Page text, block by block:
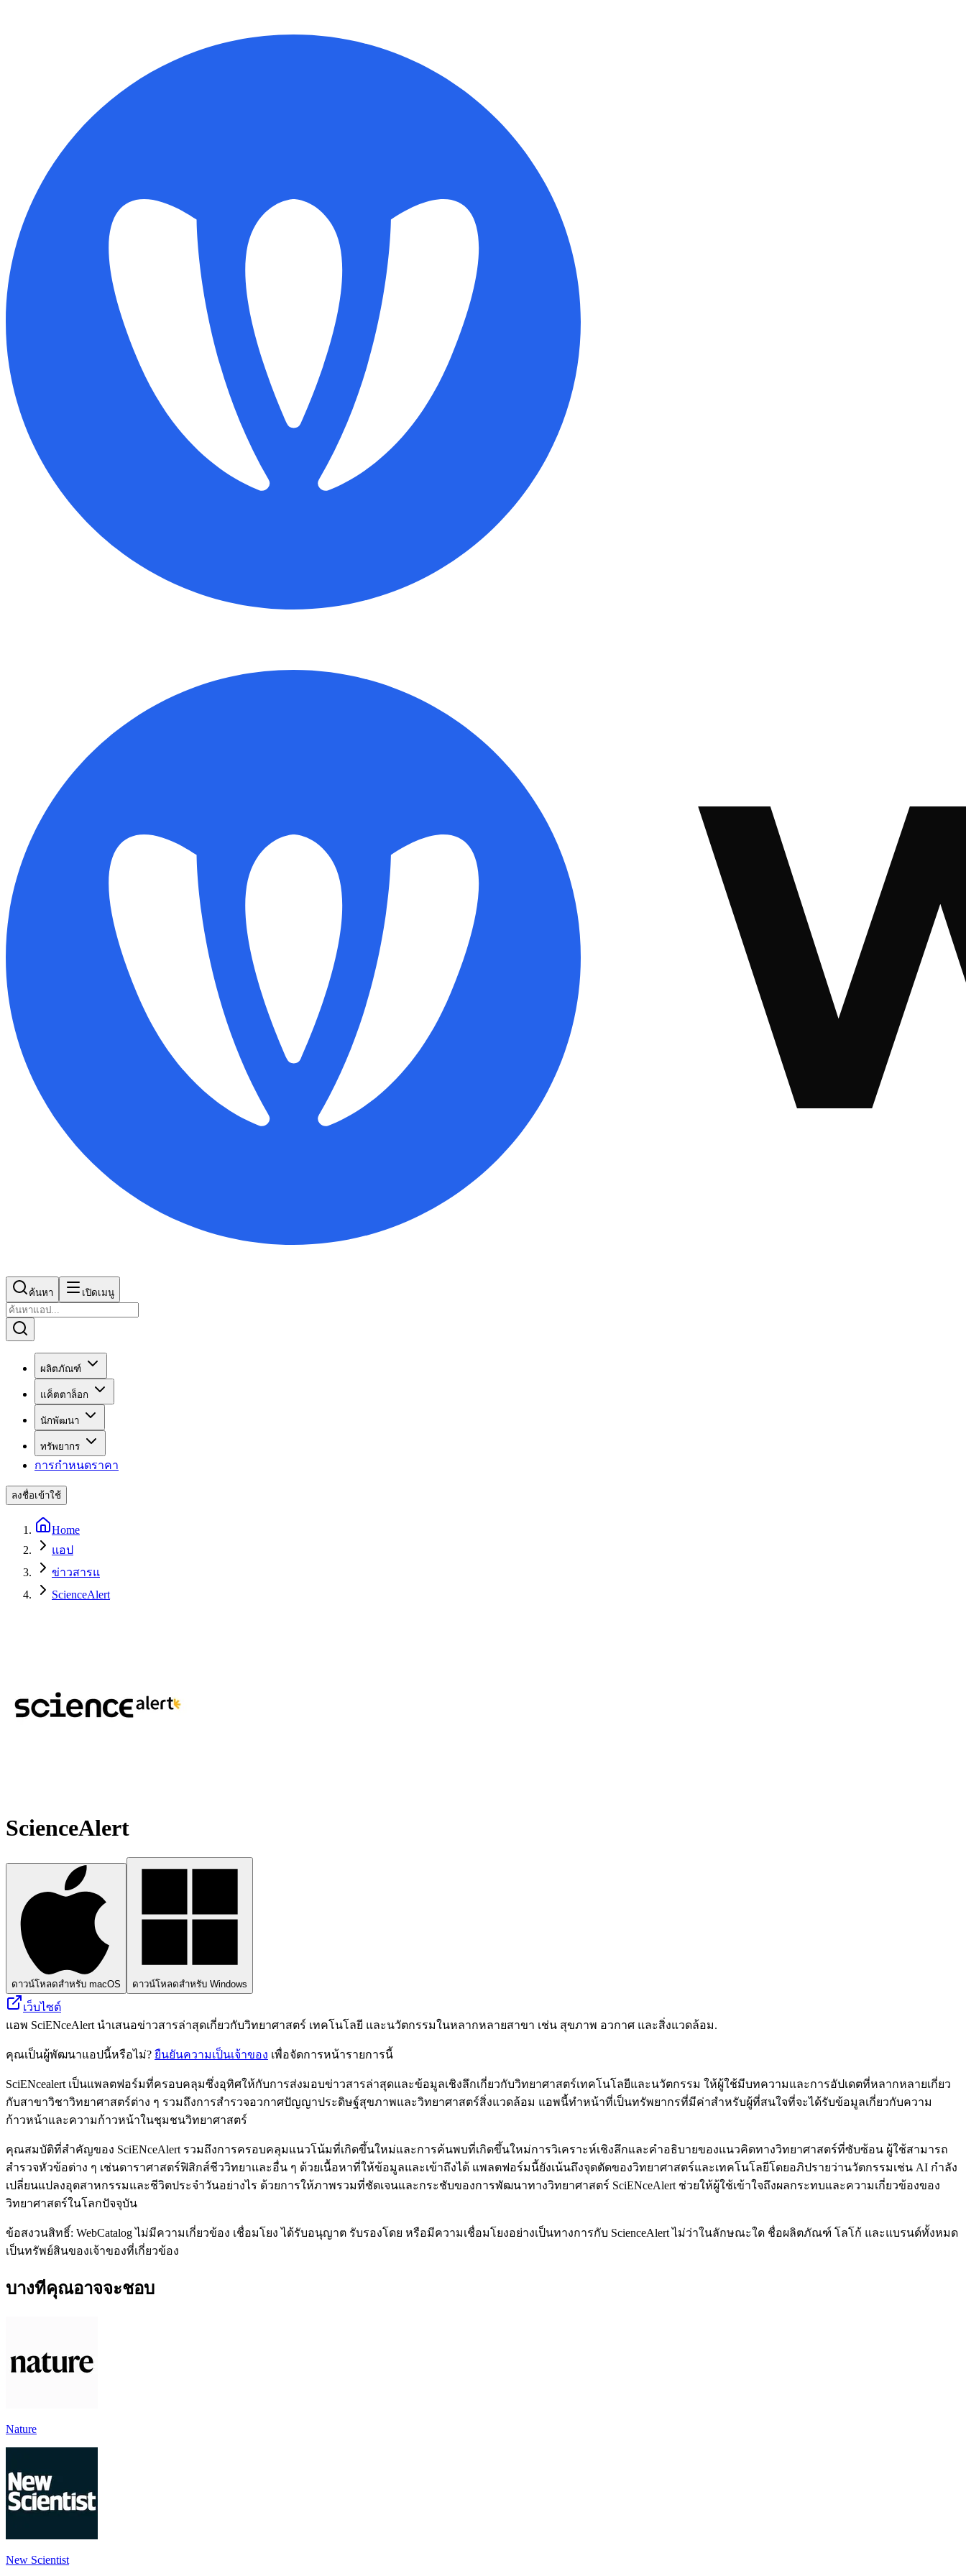
ค้นหา เปิดเมนู
ผลิตภัณฑ์
แค็ตตาล็อก
นักพัฒนา
ทรัพยากร
การกำหนดราคา
ลงชื่อเข้าใช้
Home
แอป
ข่าวสารแ
ScienceAlert
ScienceAlert
ดาวน์โหลดสำหรับ macOS ดาวน์โหลดสำหรับ Windows
เว็บไซต์
แอพ SciENceAlert นำเสนอข่าวสารล่าสุดเกี่ยวกับวิทยาศาสตร์ เทคโนโลยี และนวัตกรรมในหลากหลายสาขา เช่น สุขภาพ อวกาศ และสิ่งแวดล้อม.
คุณเป็นผู้พัฒนาแอปนี้หรือไม่? ยืนยันความเป็นเจ้าของ เพื่อจัดการหน้ารายการนี้
SciENcealert เป็นแพลตฟอร์มที่ครอบคลุมซึ่งอุทิศให้กับการส่งมอบข่าวสารล่าสุดและข้อมูลเชิงลึกเกี่ยวกับวิทยาศาสตร์เทคโนโลยีและนวัตกรรม ให้ผู้ใช้มีบทความและการอัปเดตที่หลากหลายเกี่ยว
กับสาขาวิชาวิทยาศาสตร์ต่าง ๆ รวมถึงการสำรวจอวกาศปัญญาประดิษฐ์สุขภาพและวิทยาศาสตร์สิ่งแวดล้อม แอพนี้ทำหน้าที่เป็นทรัพยากรที่มีค่าสำหรับผู้ที่สนใจที่จะได้รับข้อมูลเกี่ยวกับความ
ก้าวหน้าและความก้าวหน้าในชุมชนวิทยาศาสตร์
คุณสมบัติที่สำคัญของ SciENceAlert รวมถึงการครอบคลุมแนวโน้มที่เกิดขึ้นใหม่และการค้นพบที่เกิดขึ้นใหม่การวิเคราะห์เชิงลึกและคำอธิบายของแนวคิดทางวิทยาศาสตร์ที่ซับซ้อน ผู้ใช้สามารถ
สำรวจหัวข้อต่าง ๆ เช่นดาราศาสตร์ฟิสิกส์ชีววิทยาและอื่น ๆ ด้วยเนื้อหาที่ให้ข้อมูลและเข้าถึงได้ แพลตฟอร์มนี้ยังเน้นถึงจุดตัดของวิทยาศาสตร์และเทคโนโลยีโดยอภิปรายว่านวัตกรรมเช่น AI กำลัง
เปลี่ยนแปลงอุตสาหกรรมและชีวิตประจำวันอย่างไร ด้วยการให้ภาพรวมที่ชัดเจนและกระชับของการพัฒนาทางวิทยาศาสตร์ SciENceAlert ช่วยให้ผู้ใช้เข้าใจถึงผลกระทบและความเกี่ยวข้องของ
วิทยาศาสตร์ในโลกปัจจุบัน
ข้อสงวนสิทธิ์: WebCatalog ไม่มีความเกี่ยวข้อง เชื่อมโยง ได้รับอนุญาต รับรองโดย หรือมีความเชื่อมโยงอย่างเป็นทางการกับ ScienceAlert ไม่ว่าในลักษณะใด ชื่อผลิตภัณฑ์ โลโก้ และแบรนด์ทั้งหมด
เป็นทรัพย์สินของเจ้าของที่เกี่ยวข้อง
บางทีคุณอาจจะชอบ
Nature
New Scientist